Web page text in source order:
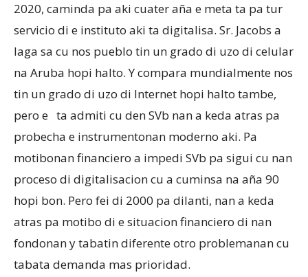
2020, caminda pa aki cuater aña e meta ta pa tur
servicio di e instituto aki ta digitalisa. Sr. Jacobs a
laga sa cu nos pueblo tin un grado di uzo di celular
na Aruba hopi halto. Y compara mundialmente nos
tin un grado di uzo di Internet hopi halto tambe,
pero e ta admiti cu den SVb nan a keda atras pa
probecha e instrumentonan moderno aki. Pa
motibonan financiero a impedi SVb pa sigui cu nan
proceso di digitalisacion cu a cuminsa na aña 90
hopi bon. Pero fei di 2000 pa dilanti, nan a keda
atras pa motibo di e situacion financiero di nan
fondonan y tabatin diferente otro problemanan cu
tabata demanda mas prioridad.